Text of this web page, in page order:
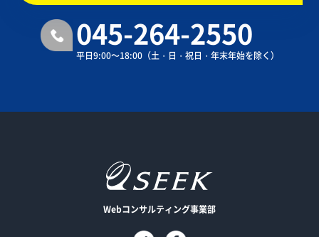
045-264-2550
平日9:00～18:00（土・日・祝日・年末年始を除く）
Webコンサルティング事業部